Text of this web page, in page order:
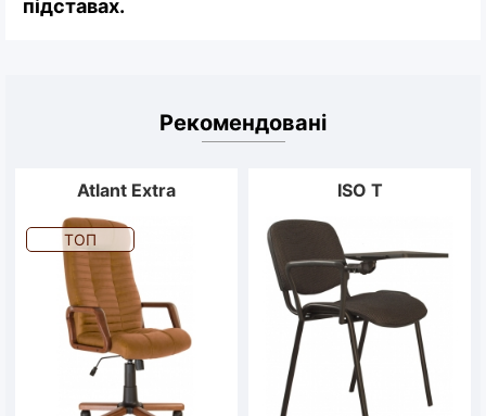
підставах.
Рекомендовані
Atlant Extra
ТОП
ISO T